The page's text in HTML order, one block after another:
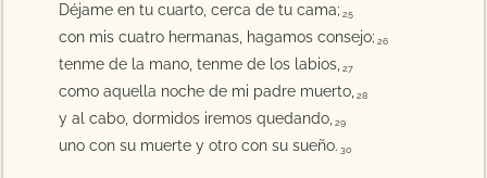
Déjame en tu cuarto, cerca de tu cama; 25
con mis cuatro hermanas, hagamos consejo; 26
tenme de la mano, tenme de los labios, 27
como aquella noche de mi padre muerto, 28
y al cabo, dormidos iremos quedando, 29
uno con su muerte y otro con su sueño. 30